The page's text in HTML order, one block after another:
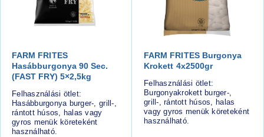
FARM FRITES
Hasábburgonya 90 Sec.
(FAST FRY) 5×2,5kg
Felhasználási ötlet:
Hasábburgonya burger-, grill-,
rántott húsos, halas vagy
gyros menük köreteként
használható.
FARM FRITES Burgonya
Krokett 4x2500gr
Felhasználási ötlet:
Burgonyakrokett burger-,
grill-, rántott húsos, halas
vagy gyros menük köreteként
használható.